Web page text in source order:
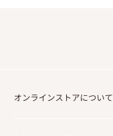
オンラインストアについて